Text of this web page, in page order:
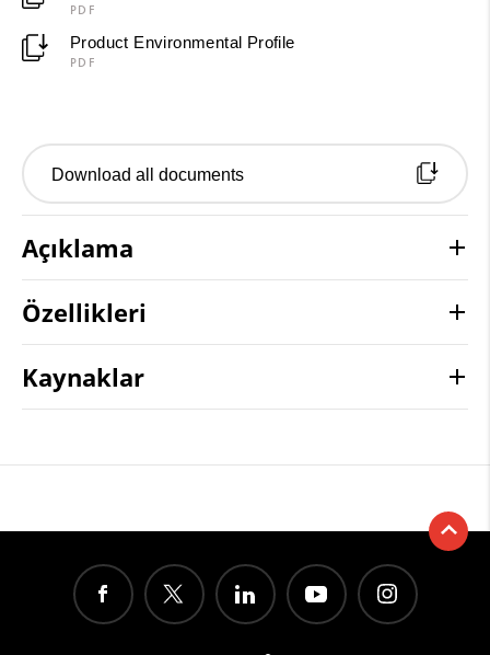
PDF
Product Environmental Profile
PDF
Download all documents
Açıklama
Özellikleri
Kaynaklar